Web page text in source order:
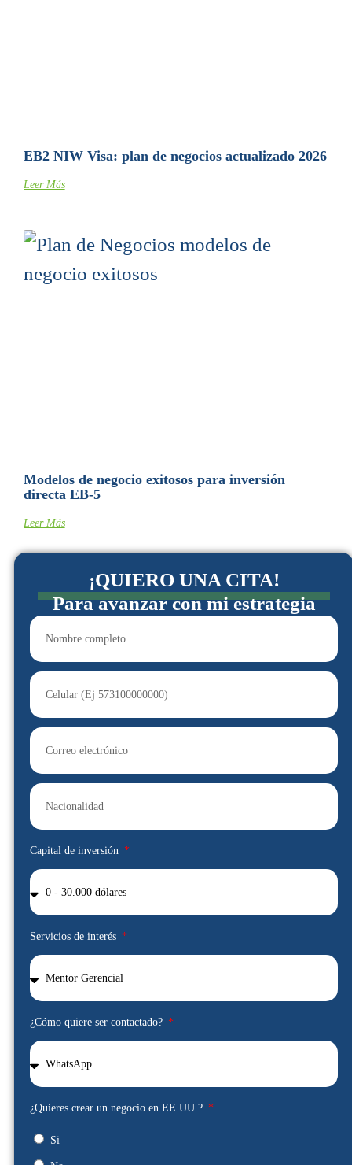
EB2 NIW Visa: plan de negocios actualizado 2026
Leer Más
Modelos de negocio exitosos para inversión
directa EB-5
Leer Más
¡QUIERO UNA CITA!
Para avanzar con mi estrategia
Capital de inversión
Servicios de interés
¿Cómo quiere ser contactado?
¿Quieres crear un negocio en EE.UU.?
Si